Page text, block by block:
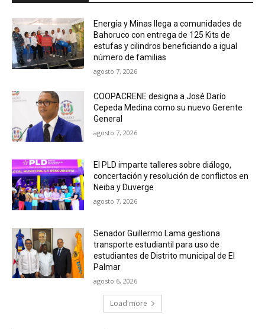
Energía y Minas llega a comunidades de
Bahoruco con entrega de 125 Kits de
estufas y cilindros beneficiando a igual
número de familias
agosto 7, 2026
COOPACRENE designa a José Darío
Cepeda Medina como su nuevo Gerente
General
agosto 7, 2026
El PLD imparte talleres sobre diálogo,
concertación y resolución de conflictos en
Neiba y Duverge
agosto 7, 2026
Senador Guillermo Lama gestiona
transporte estudiantil para uso de
estudiantes de Distrito municipal de El
Palmar
agosto 6, 2026
Load more